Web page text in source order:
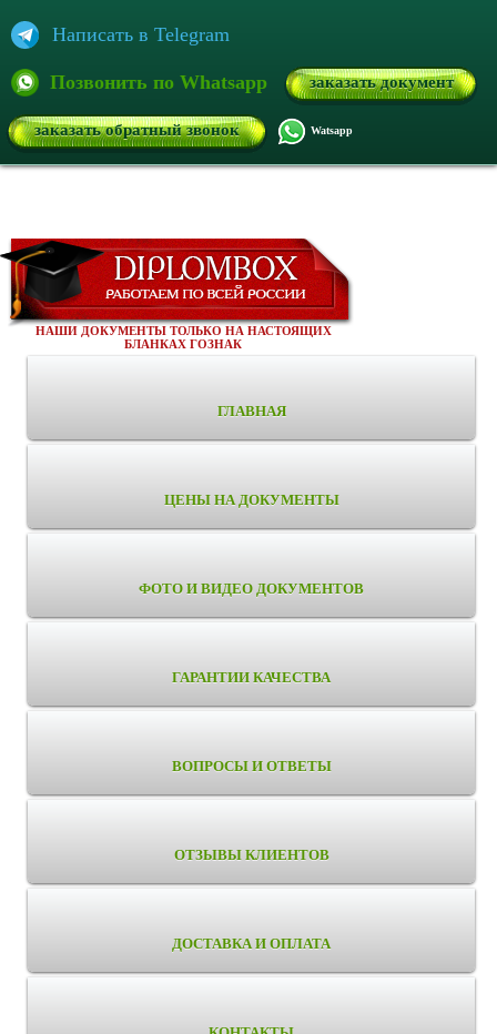
Написать в Telegram
Позвонить по Whatsapp заказать документ
заказать обратный звонок Watsapp
НАШИ ДОКУМЕНТЫ ТОЛЬКО НА НАСТОЯЩИХ
БЛАНКАХ ГОЗНАК
ГЛАВНАЯ
ЦЕНЫ НА ДОКУМЕНТЫ
ФОТО И ВИДЕО ДОКУМЕНТОВ
ГАРАНТИИ КАЧЕСТВА
ВОПРОСЫ И ОТВЕТЫ
ОТЗЫВЫ КЛИЕНТОВ
ДОСТАВКА И ОПЛАТА